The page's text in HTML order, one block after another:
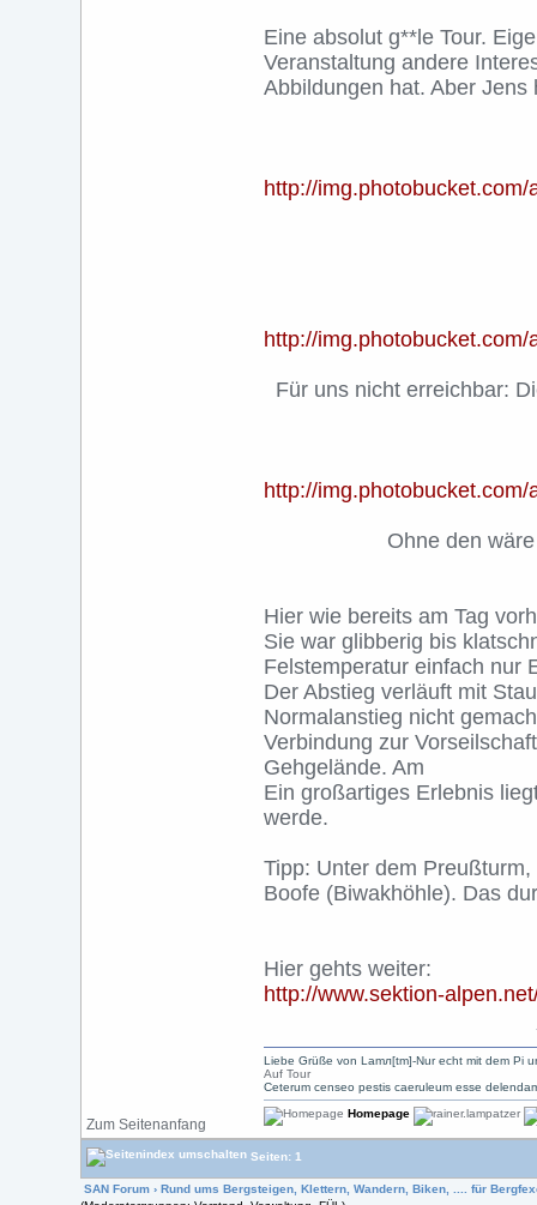
Eine absolut g**le Tour.
Veranstaltung andere
Abbildungen hat. Aber
http://
http://
Für uns nicht erreichbar:
http://
Ohne den
Hier wie bereits am Tag
Sie war glibberig bis
Felstemperatur einfach nur
Der Abstieg verläuft mit
Normalanstieg nicht
Verbindung zur
Gehgelände. Am
Ein großartiges Erlebnis
werde.
Tipp: Unter dem
Boofe (Biwakhöhle). Das
Hier gehts weiter:
http://www.sektion-
Zum Seitenanfang
Liebe Grüße von Lamл[tm]-Nur echt mit dem Pi
Auf Tour
Ceterum censeo pestis caeruleum esse
Homepage
Seiten: 1
SAN Forum› Rund ums Bergsteigen, Klettern, Wandern, Biken, .... für